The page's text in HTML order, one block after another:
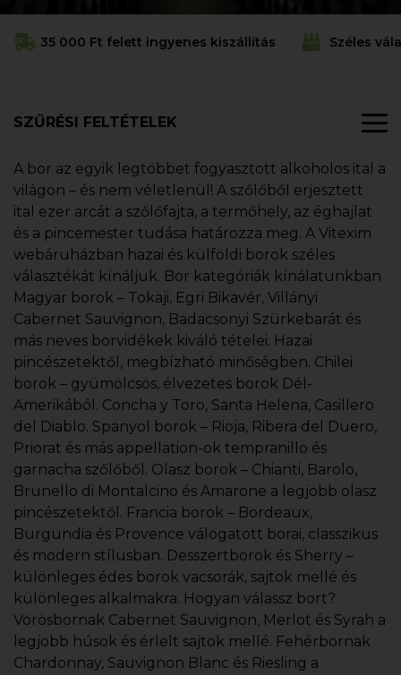
35 000 Ft felett ingyenes kiszállítás Széles
SZŰRÉSI FELTÉTELEK
A bor az egyik legtöbbet fogyasztott alkoholos ital a
világon – és nem véletlenül! A szőlőből erjesztett
ital ezer arcát a szőlőfajta, a termőhely, az éghajlat
és a pincemester tudása határozza meg. A Vitexim
webáruházban hazai és külföldi borok széles
választékát kínáljuk. Bor kategóriák kínálatunkban
Magyar borok – Tokaji, Egri Bikavér, Villányi
Cabernet Sauvignon, Badacsonyi Szürkebarát és
más neves borvidékek kiváló tételei. Hazai
pincészetektől, megbízható minőségben. Chilei
borok – gyümölcsös, élvezetes borok Dél-
Amerikából. Concha y Toro, Santa Helena, Casillero
del Diablo. Spanyol borok – Rioja, Ribera del Duero,
Priorat és más appellation-ok tempranillo és
garnacha szőlőből. Olasz borok – Chianti, Barolo,
Brunello di Montalcino és Amarone a legjobb olasz
pincészetektől. Francia borok – Bordeaux,
Burgundia és Provence válogatott borai, classzikus
és modern stílusban. Desszertborok és Sherry –
különleges édes borok vacsorák, sajtok mellé és
különleges alkalmakra. Hogyan válassz bort?
Vörösbornak Cabernet Sauvignon, Merlot és Syrah a
legjobb húsok és érlelt sajtok mellé. Fehérbornak
Chardonnay, Sauvignon Blanc és Riesling a